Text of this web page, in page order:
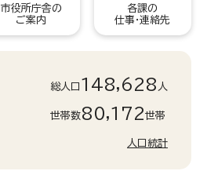
市役所庁舎の
ご案内
各課の
仕事・連絡先
総人口 148,628 人
世帯数80,172世帯
人口統計